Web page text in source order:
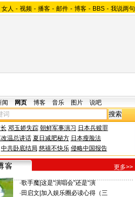
女人 - 视频 - 播客 - 邮件 - 博客 - BBS - 我说两句
闻 网页 博客 音乐 图片 说吧
邓玉娇失踪 朝鲜军事演习 日本兵赎罪
温总讲话 夏日减肥秘方 日本瘦脸法
中共卧底结局 慈禧不快乐 侵略中国报告
更多>>
·歌手魔| 这是“演唱会”还是“演
· 田启文 加入娱乐圈必读心得（三